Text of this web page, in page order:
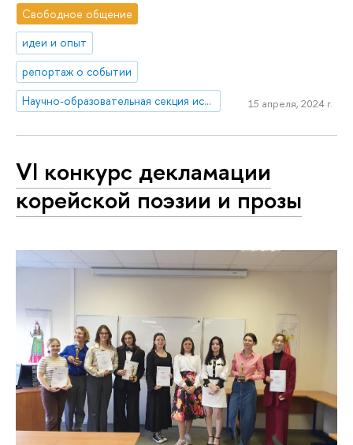
Свободное общение
идеи и опыт
репортаж о событии
Научно-образовательная секция исследований Ближнего Востока и Северной Африки
15 апреля, 2024 г.
VI конкурс декламации
корейской поэзии и прозы